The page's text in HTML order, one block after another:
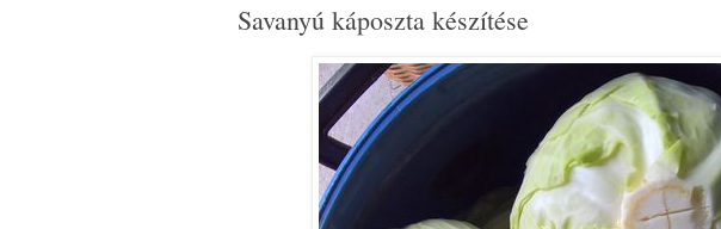
Savanyú káposzta készítése